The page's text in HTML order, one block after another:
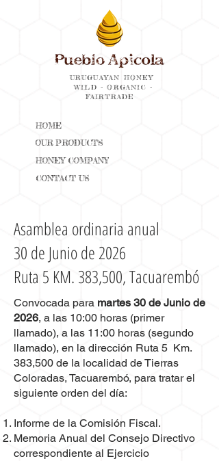
URUGUAYAN HONEY
WILD - ORGANIC -
FAIRTRADE
HONEY COMPANY
CONTACT US
OUR PRODUCTS
HOME
Asamblea ordinaria anual
30 de Junio de 2026
Ruta 5 KM. 383,500, Tacuarembó
Convocada para martes 30 de Junio de
2026, a las 10:00 horas (primer
llamado), a las 11:00 horas (segundo
llamado), en la dirección Ruta 5 Km.
383,500 de la localidad de Tierras
Coloradas, Tacuarembó, para tratar el
siguiente orden del día:
Informe de la Comisión Fiscal.
Memoria Anual del Consejo Directivo
correspondiente al Ejercicio